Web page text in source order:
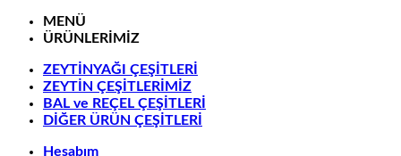
MENÜ
ÜRÜNLERİMİZ
ZEYTİNYAĞI ÇEŞİTLERİ
ZEYTİN ÇEŞİTLERİMİZ
BAL ve REÇEL ÇEŞİTLERİ
DİĞER ÜRÜN ÇEŞİTLERİ
Hesabım